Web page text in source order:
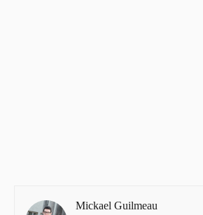
Mickael Guilmeau